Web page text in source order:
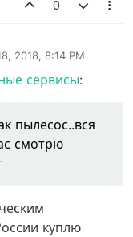
0
2018, 8:14 PM
сервисы:
пылесос..вся
смотрю
куплю